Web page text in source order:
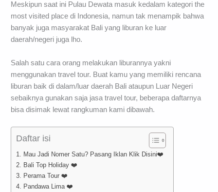
Meskipun saat ini Pulau Dewata masuk kedalam kategori the
most visited place di Indonesia, namun tak menampik bahwa
banyak juga masyarakat Bali yang liburan ke luar
daerah/negeri juga lho.
Salah satu cara orang melakukan liburannya yakni
menggunakan travel tour. Buat kamu yang memiliki rencana
liburan baik di dalam/luar daerah Bali ataupun Luar Negeri
sebaiknya gunakan saja jasa travel tour, beberapa daftarnya
bisa disimak lewat rangkuman kami dibawah.
Daftar isi
1. Mau Jadi Nomer Satu? Pasang Iklan Klik Disini❤️
2. Bali Top Holiday ❤️
3. Perama Tour ❤️
4. Pandawa Lima ❤️